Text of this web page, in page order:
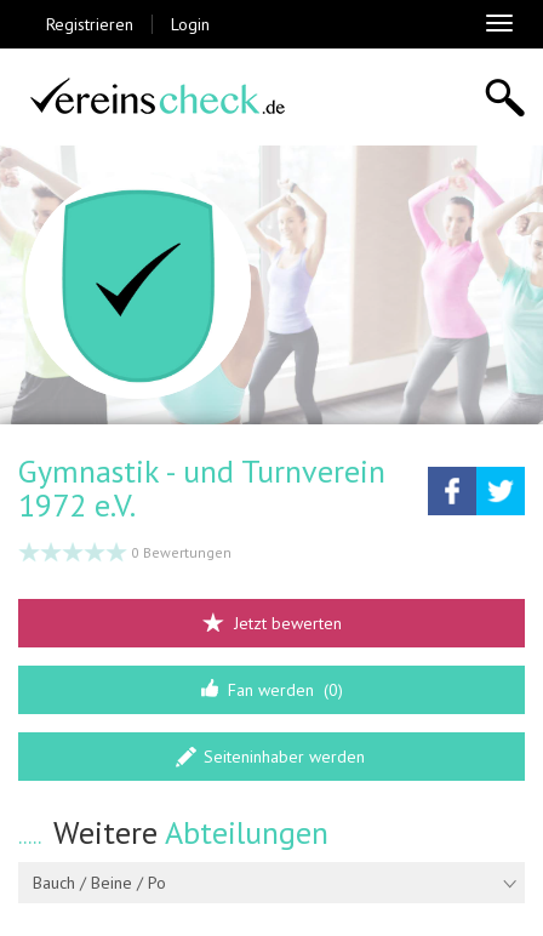
Registrieren Login
Gymnastik - und Turnverein
1972 e.V.
0 Bewertungen
Teilen
Jetzt bewerten
Fan werden (0)
Seiteninhaber werden
Weitere Abteilungen
Bauch / Beine / Po